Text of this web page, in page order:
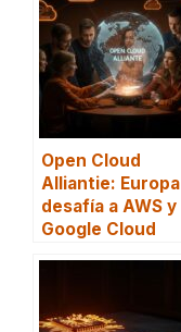
Open Cloud
Alliantie: Europa
desafía a AWS y
Google Cloud